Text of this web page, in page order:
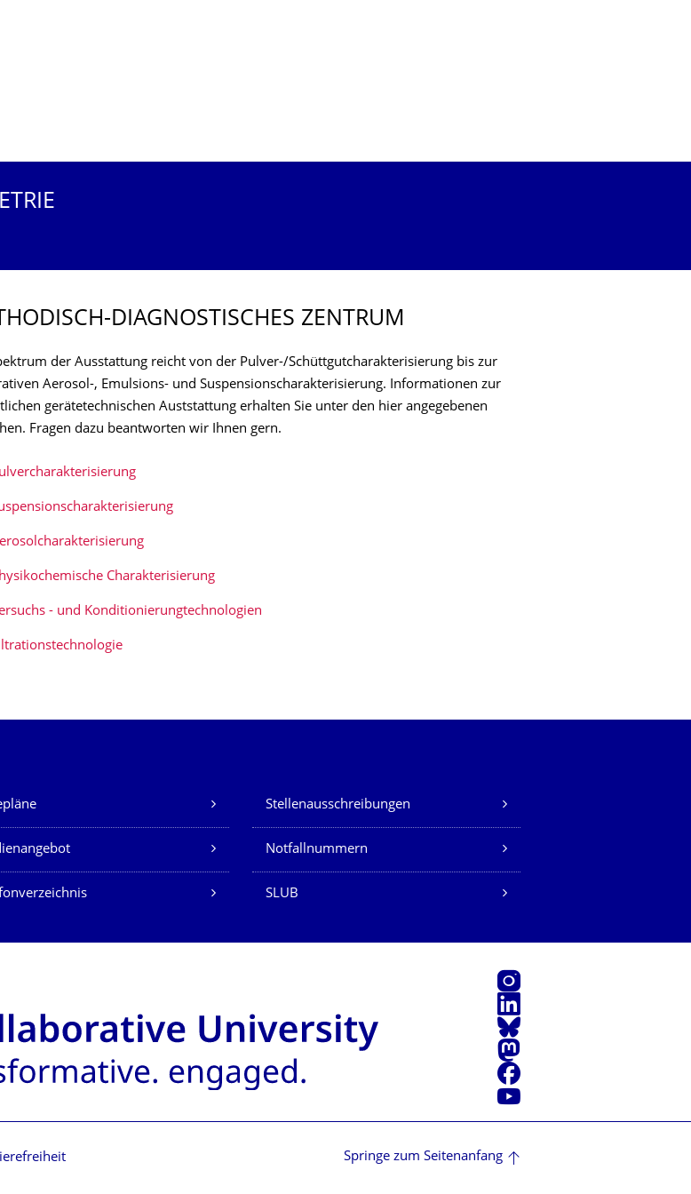
DIAGNOSTISCHES ZENTRUM
der Ausstattung reicht von der Pulver-/Schüttgutcharakterisierung bis zur
Aerosol-, Emulsions- und Suspensionscharakterisierung. Informationen zur
gerätetechnischen Auststattung erhalten Sie unter den hier angegebenen
Fragen dazu beantworten wir Ihnen gern.
Charakterisierung
- und Konditionierungtechnologien
Dienste
Stellenausschreibungen
Notfallnummern
SLUB
Instagram
LinkedIn
Bluesky
Mastodon
Facebook
Youtube
Springe zum Seitenanfang